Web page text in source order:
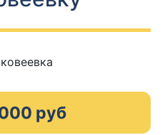
руб